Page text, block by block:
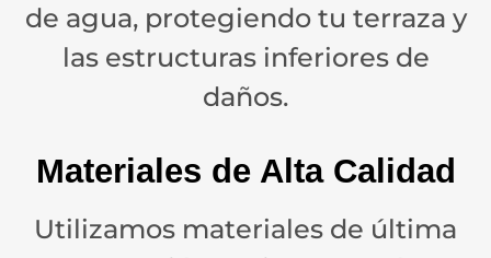
de agua, protegiendo tu terraza y
las estructuras inferiores de
daños.
Materiales de Alta Calidad
Utilizamos materiales de última